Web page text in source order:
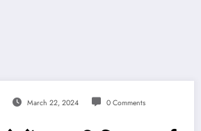
March 22, 2024 0 Comments